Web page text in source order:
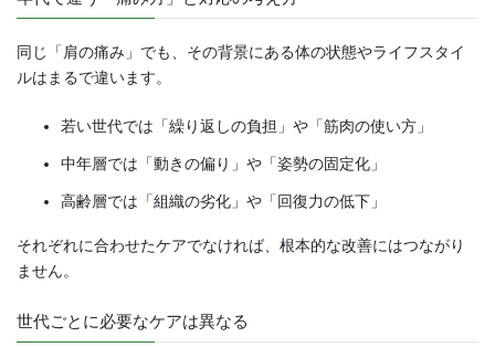
同じ「肩の痛み」でも、その背景にある体の状態やライフスタイ
ルはまるで違います。
若い世代では「繰り返しの負担」や「筋肉の使い方」
中年層では「動きの偏り」や「姿勢の固定化」
高齢層では「組織の劣化」や「回復力の低下」
それぞれに合わせたケアでなければ、根本的な改善にはつながり
ません。
世代ごとに必要なケアは異なる